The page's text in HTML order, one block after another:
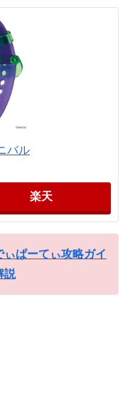
バル
楽天
ぱーてぃ攻略ガイ
説